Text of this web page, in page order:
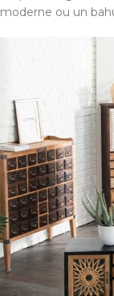
moderne ou un